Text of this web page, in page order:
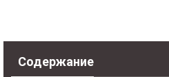
Содержание